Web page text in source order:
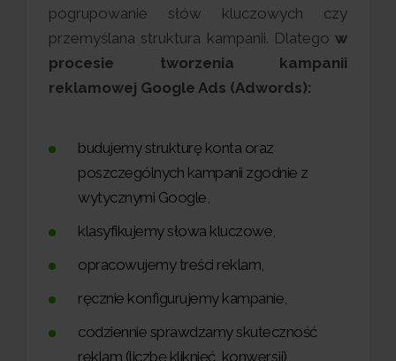
pogrupowanie słów kluczowych czy
przemyślana struktura kampanii. Dlatego w
procesie tworzenia kampanii
reklamowej Google Ads (Adwords):
budujemy strukturę konta oraz
poszczególnych kampanii zgodnie z
wytycznymi Google,
klasyfikujemy słowa kluczowe,
opracowujemy treści reklam,
ręcznie konfigurujemy kampanie,
codziennie sprawdzamy skuteczność
reklam (liczbę kliknięć, konwersji),